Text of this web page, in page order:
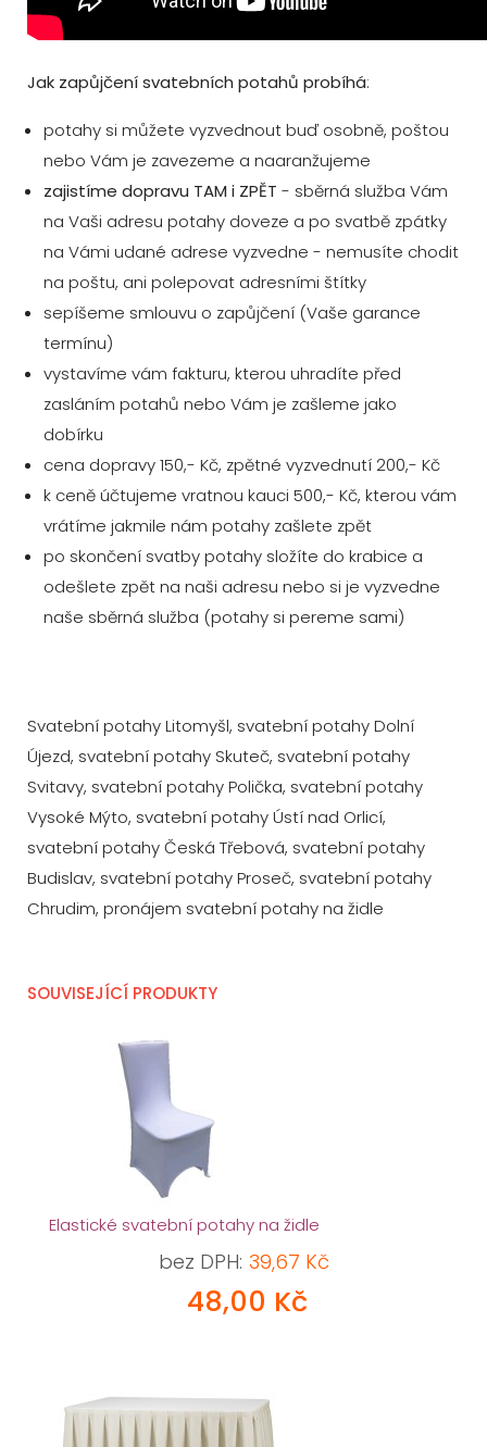
Jak zapůjčení svatebních potahů probíhá:
potahy si můžete vyzvednout buď osobně, poštou
nebo Vám je zavezeme a naaranžujeme
zajistíme dopravu TAM i ZPĚT - sběrná služba Vám
na Vaši adresu potahy doveze a po svatbě zpátky
na Vámi udané adrese vyzvedne - nemusíte chodit
na poštu, ani polepovat adresními štítky
sepíšeme smlouvu o zapůjčení (Vaše garance
termínu)
vystavíme vám fakturu, kterou uhradíte před
zasláním potahů nebo Vám je zašleme jako
dobírku
cena dopravy 150,- Kč, zpětné vyzvednutí 200,- Kč
k ceně účtujeme vratnou kauci 500,- Kč, kterou vám
vrátíme jakmile nám potahy zašlete zpět
po skončení svatby potahy složíte do krabice a
odešlete zpět na naši adresu nebo si je vyzvedne
naše sběrná služba (potahy si pereme sami)
Svatební potahy Litomyšl, svatební potahy Dolní
Újezd, svatební potahy Skuteč, svatební potahy
Svitavy, svatební potahy Polička, svatební potahy
Vysoké Mýto, svatební potahy Ústí nad Orlicí,
svatební potahy Česká Třebová, svatební potahy
Budislav, svatební potahy Proseč, svatební potahy
Chrudim, pronájem svatební potahy na židle
SOUVISEJÍCÍ PRODUKTY
Elastické svatební potahy na židle
bez DPH: 39,67 Kč
48,00 Kč